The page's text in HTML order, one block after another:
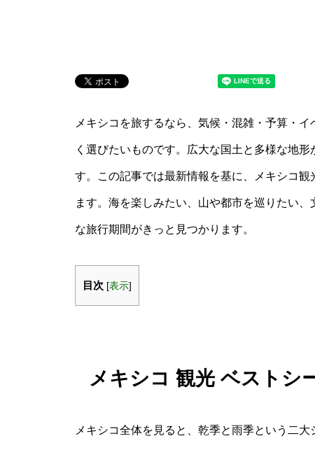
メキシコを旅するなら、気候・混雑・予算・
く選びたいものです。広大な国土と多様な地
す。この記事では最新情報を基に、メキシコ
ます。海を楽しみたい、山や都市を巡りたい
な旅行期間がきっと見つかります。
目次 [表示]
メキシコ 観光 ベストシ
メキシコ全体を見ると、乾季と雨季という二